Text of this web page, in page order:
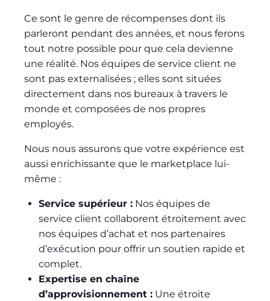
Ce sont le genre de récompenses dont ils
parleront pendant des années, et nous ferons
tout notre possible pour que cela devienne
une réalité. Nos équipes de service client ne
sont pas externalisées ; elles sont situées
directement dans nos bureaux à travers le
monde et composées de nos propres
employés.
Nous nous assurons que votre expérience est
aussi enrichissante que le marketplace lui-
même :
Service supérieur : Nos équipes de
service client collaborent étroitement avec
nos équipes d’achat et nos partenaires
d’exécution pour offrir un soutien rapide et
complet.
Expertise en chaîne
d’approvisionnement : Une étroite